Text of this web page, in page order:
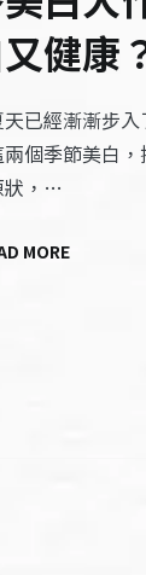
健康
已經漸漸步
個季節美白
狀，…
MORE